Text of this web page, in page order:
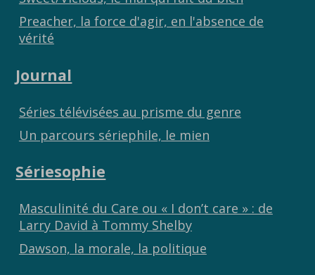
Preacher, la force d'agir, en l'absence de
vérité
Journal
Séries télévisées au prisme du genre
Un parcours sériephile, le mien
Sériesophie
Masculinité du Care ou « I don’t care » : de
Larry David à Tommy Shelby
Dawson, la morale, la politique